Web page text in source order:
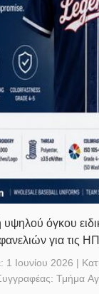
υψηλού όγκου
για τις
1 Ιουνίου 2026 |
Τμήμα